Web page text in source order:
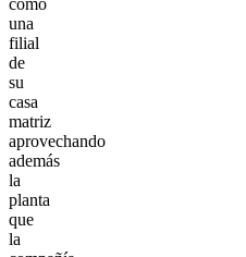
como
una
filial
de
su
casa
matriz
aprovechando
además
la
planta
que
la